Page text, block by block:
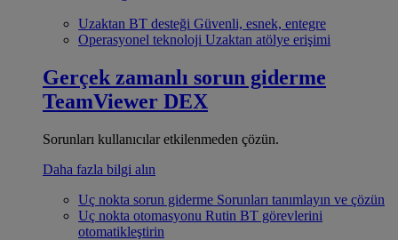
Uzaktan BT desteği Güvenli, esnek, entegre
Operasyonel teknoloji Uzaktan atölye erişimi
Gerçek zamanlı sorun giderme
TeamViewer DEX
Sorunları kullanıcılar etkilenmeden çözün.
Daha fazla bilgi alın
Uç nokta sorun giderme Sorunları tanımlayın ve çözün
Uç nokta otomasyonu Rutin BT görevlerini
otomatikleştirin